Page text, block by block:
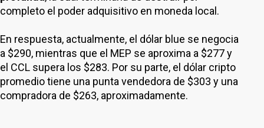
completo el poder adquisitivo en moneda local.
En respuesta, actualmente, el dólar blue se negocia
a $290, mientras que el MEP se aproxima a $277 y
el CCL supera los $283. Por su parte, el dólar cripto
promedio tiene una punta vendedora de $303 y una
compradora de $263, aproximadamente.